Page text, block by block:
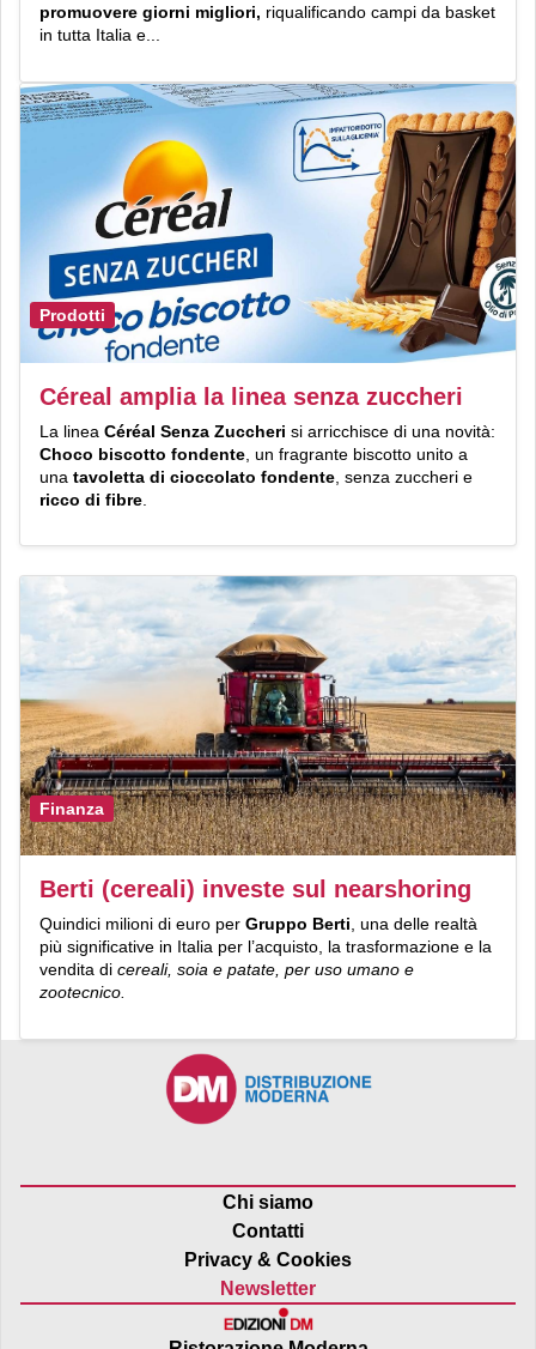
promuovere giorni migliori, riqualificando campi da basket
in tutta Italia e...
Prodotti
Céreal amplia la linea senza zuccheri
La linea Céréal Senza Zuccheri si arricchisce di una novità:
Choco biscotto fondente , un fragrante biscotto unito a
una tavoletta di cioccolato fondente , senza zuccheri e
ricco di fibre
Finanza
Berti (cereali) investe sul nearshoring
Quindici milioni di euro per Gruppo Berti, una delle realtà
più significative in Italia per l’acquisto, la trasformazione e la
vendita di cereali, soia e patate, per uso umano e
zootecnico.
Chi siamo
Contatti
Privacy & Cookies
Newsletter